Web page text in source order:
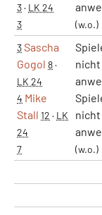
3· LK 24
3
(w.o.)
3Sascha
Gogol 8·
LK 24
4 Mike
Stall 12 · LK
24
7
nicht
nicht
(w.o.)